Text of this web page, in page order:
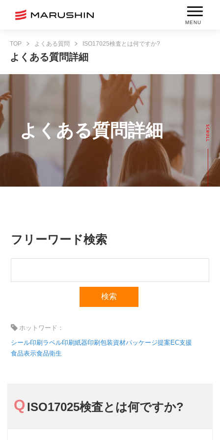
MENU
TOP よくある質問 ISO17025検査とは何ですか?
よくある質問詳細
よくある質問詳細
フリーワード検索
ホットワード：
シール印刷ラベル印刷紙器印刷包装資材パッケージ提案EC支援
食品表示食品衛生
ISO17025検査とは何ですか?